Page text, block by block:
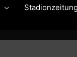
Stadionzeitung